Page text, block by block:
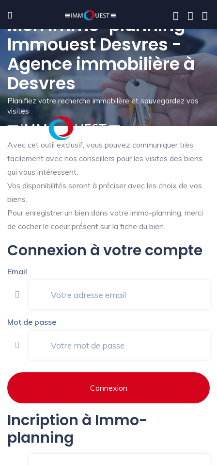
Mon immo-planning -
Immouest Desvres -
Agence immobilière à
Desvres
Planifiez votre recherche immobilère et sauvegardez vos
visites
Avec cet outil exclusif, vous pouvez communiquer très
facilement avec nos conseillers pour les visites des biens
qui vous intéressent.
Vos disponibilités seront à préciser avec les choix de vos
biens.
Pour enregistrer un bien dans votre immo-planning, merci
de cocher le coeur présent sur la fiche du bien.
Connexion à votre compte
Email
Mot de passe
Connexion
Incription à Immo-
planning